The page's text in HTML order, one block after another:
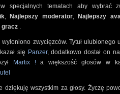
specjalnych tematach aby wybrać
, Najlepszy moderator, Najlepszy
gracz .
zwycięzców. Tytuł ulubionego
się Panzer, dodatkowo dostał on
Martix !a większość głosów w
dziękuję wszystkim za głosy. Życzę